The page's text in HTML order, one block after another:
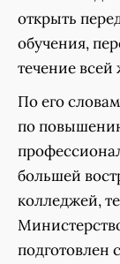
открыть
обучения,
течение
По его
по
большей
колледжей,
подготовлен